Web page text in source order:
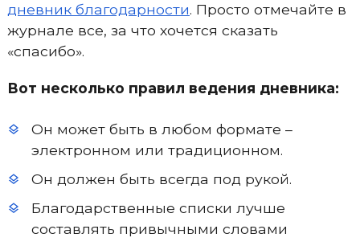
дневник благодарности. Просто отмечайте в
журнале все, за что хочется сказать
«спасибо».
Вот несколько правил ведения дневника:
Он может быть в любом формате –
электронном или традиционном.
Он должен быть всегда под рукой.
Благодарственные списки лучше
составлять привычными словами